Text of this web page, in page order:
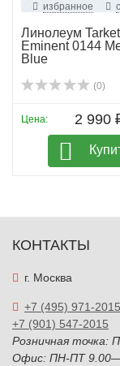
избранное
Линолеум
Eminent 0144
Blue
(0)
Цена: 2 990
КОНТАКТЫ
г. Москва
+7 (495) 971-2015
+7 (901) 547-2015
Розничная точка:
Офис: ПН-ПТ